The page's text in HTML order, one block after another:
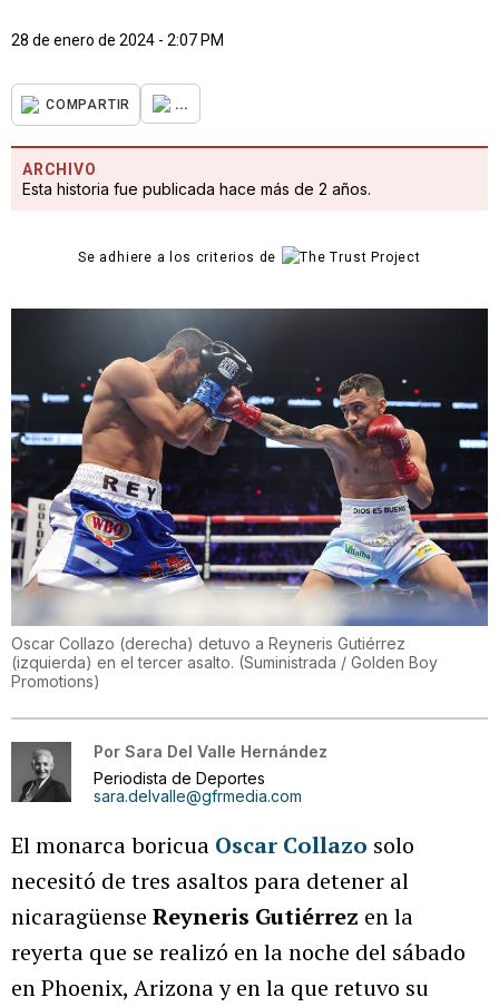
28 de enero de 2024 - 2:07 PM
COMPARTIR ...
ARCHIVO
Esta historia fue publicada hace más de 2 años.
Se adhiere a los criterios de
Oscar Collazo (derecha) detuvo a Reyneris Gutiérrez
(izquierda) en el tercer asalto. (Suministrada / Golden Boy
Promotions)
Por Sara Del Valle Hernández
Periodista de Deportes
sara.delvalle@gfrmedia.com
El monarca boricua Oscar Collazo solo
necesitó de tres asaltos para detener al
nicaragüense Reyneris Gutiérrez en la
reyerta que se realizó en la noche del sábado
en Phoenix, Arizona y en la que retuvo su